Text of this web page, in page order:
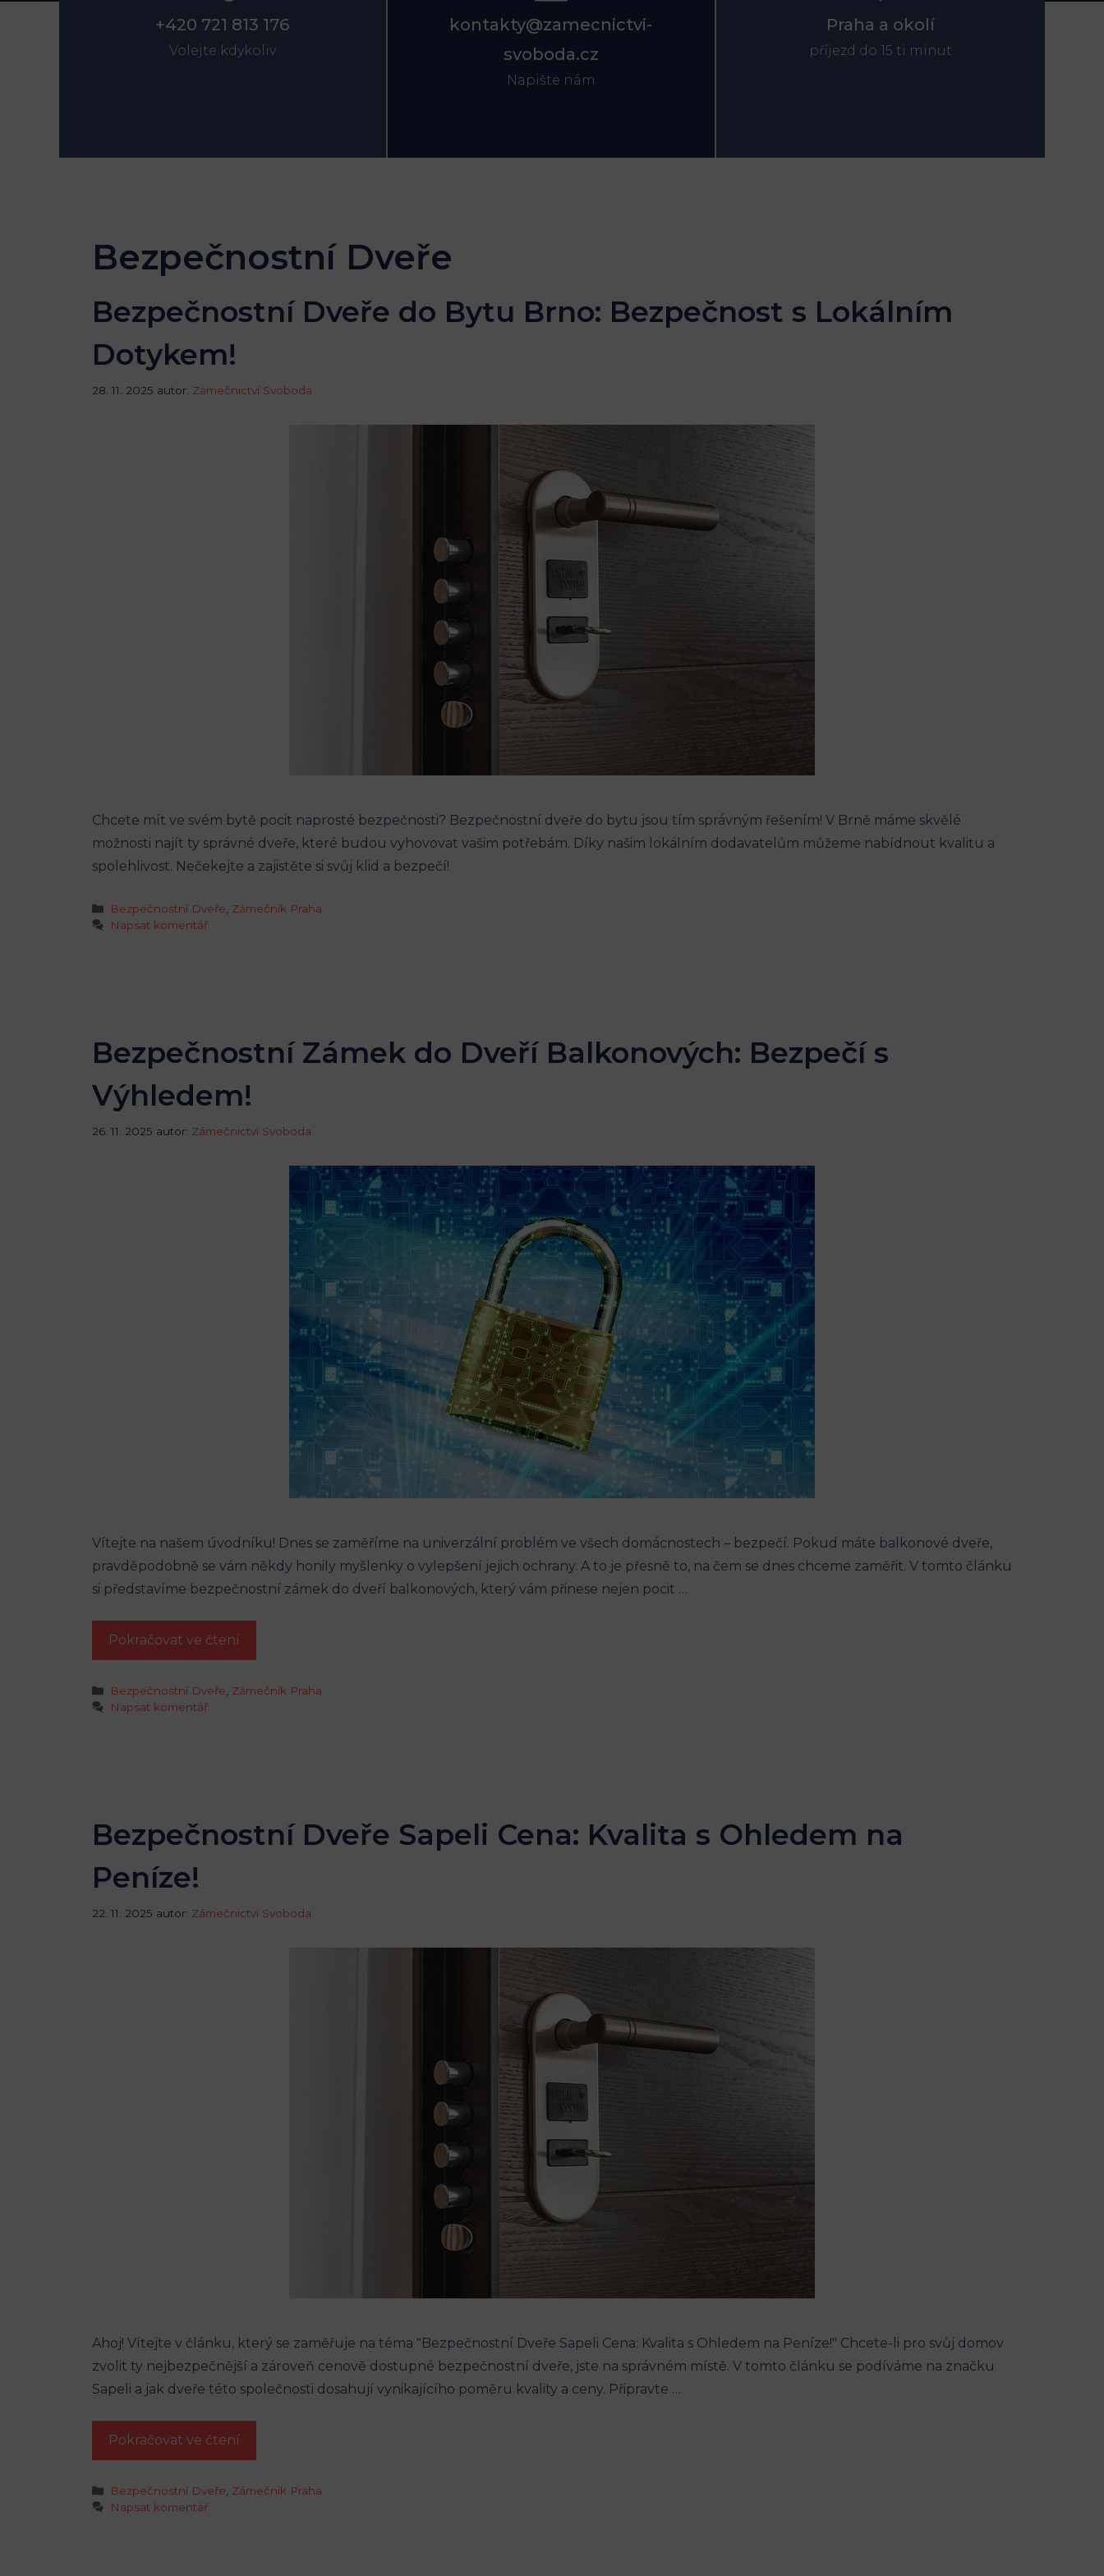
+420 721 813 176
Volejte kdykoliv
kontakty@zamecnictvi-
svoboda.cz
Napište nám
Praha a okolí
příjezd do 15 ti minut
Bezpečnostní Dveře
Bezpečnostní Dveře do Bytu Brno: Bezpečnost s Lokálním
Dotykem!
28. 11. 2025 autor: Zámečnictví Svoboda
Chcete mít ve svém bytě pocit naprosté bezpečnosti? Bezpečnostní dveře do bytu jsou tím správným řešením! V Brně máme skvělé
možnosti najít ty správné dveře, které budou vyhovovat vašim potřebám. Díky našim lokálním dodavatelům můžeme nabídnout kvalitu a
spolehlivost. Nečekejte a zajistěte si svůj klid a bezpečí!
Rubriky
Bezpečnostní Dveře Zámečnik Praha
Napsat komentář
Bezpečnostní Zámek do Dveří Balkonových: Bezpečí s
Výhledem!
26. 11. 2025 autor: Zámečnictví Svoboda
Vítejte na našem úvodníku! Dnes se zaměříme na univerzální problém ve všech domácnostech – bezpečí. Pokud máte balkonové dveře,
pravděpodobně se vám někdy honily myšlenky o vylepšení jejich ochrany. A to je přesně to, na čem se dnes chceme zaměřit. V tomto článku
si představíme bezpečnostní zámek do dveří balkonových, který vám přinese nejen pocit …
Pokračovat ve čtení
Rubriky
Bezpečnostní Dveře Zámečnik Praha
Napsat komentář
Bezpečnostní Dveře Sapeli Cena: Kvalita s Ohledem na
Peníze!
22. 11. 2025 autor: Zámečnictví Svoboda
Ahoj! Vítejte v článku, který se zaměřuje na téma "Bezpečnostní Dveře Sapeli Cena: Kvalita s Ohledem na Peníze!" Chcete-li pro svůj domov
zvolit ty nejbezpečnější a zároveň cenově dostupné bezpečnostní dveře, jste na správném místě. V tomto článku se podíváme na značku
Sapeli a jak dveře této společnosti dosahují vynikajícího poměru kvality a ceny. Připravte …
Pokračovat ve čtení
Rubriky
Bezpečnostní Dveře Zámečnik Praha
Napsat komentář